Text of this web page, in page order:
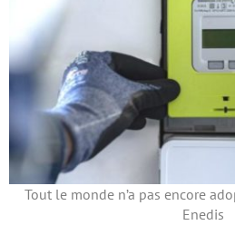
Tout le monde n’a pas encore
Enedis